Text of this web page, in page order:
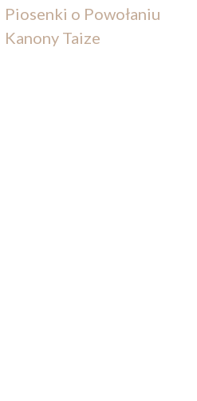
Piosenki o Powołaniu
Kanony Taize